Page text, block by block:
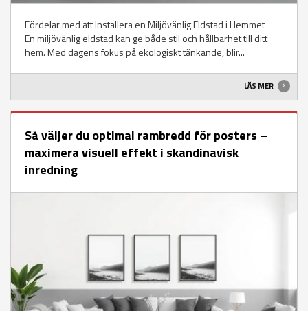
Fördelar med att Installera en Miljövänlig Eldstad i Hemmet
En miljövänlig eldstad kan ge både stil och hållbarhet till ditt
hem. Med dagens fokus på ekologiskt tänkande, blir...
LÄS MER
Så väljer du optimal rambredd för posters –
maximera visuell effekt i skandinavisk
inredning